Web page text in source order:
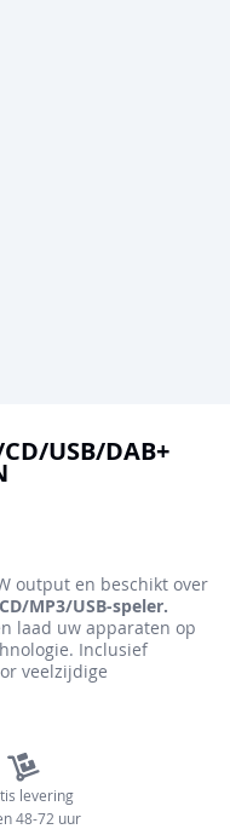
USB/DAB+
output en beschikt over
MP3/USB-speler.
laad uw apparaten op
Inclusief
veelzijdige
levering
48-72 uur